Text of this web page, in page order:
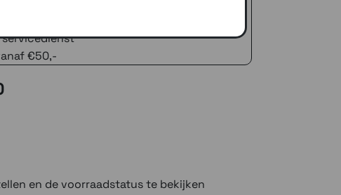
€50,-
en de voorraadstatus te bekijken